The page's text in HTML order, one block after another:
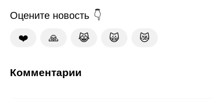
Оцените новость
❤️ 🙏 😹 🙀 😿
Комментарии